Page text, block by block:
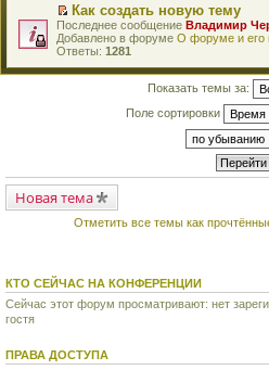
й
т
и
к
е
п
р
о
ч
н
м
о
о
П
е
р
й
о
у
ч
и
т
о
Как создать новую тему
Последнее сообщение Владимир
Добавлено в форуме О форуме и его
Ответы: 1281
Показать темы за:
Поле сортировки
Новая тема
Отметить все темы как
КТО СЕЙЧАС НА КОНФЕРЕНЦИИ
Сейчас этот форум просматривают: нет
гостя
ПРАВА ДОСТУПА